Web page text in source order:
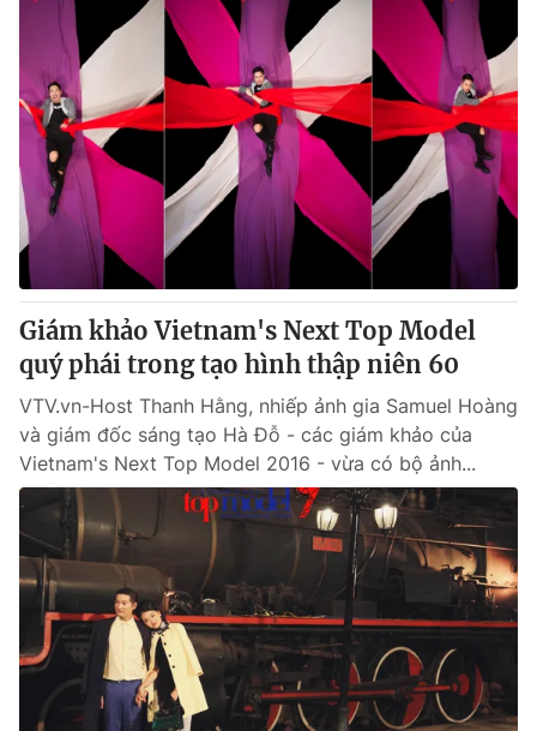
Giám khảo Vietnam's Next Top Model
quý phái trong tạo hình thập niên 60
VTV.vn-Host Thanh Hằng, nhiếp ảnh gia Samuel Hoàng
và giám đốc sáng tạo Hà Đỗ - các giám khảo của
Vietnam's Next Top Model 2016 - vừa có bộ ảnh...